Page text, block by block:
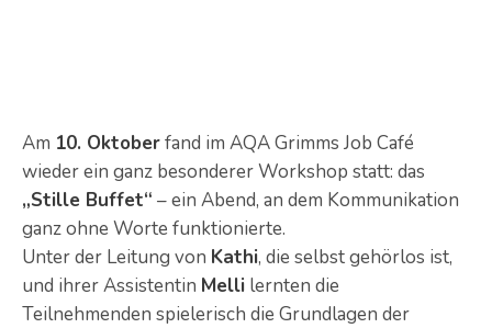
Am 10. Oktoberfand im AQA Grimms Job Café
wieder ein ganz besonderer Workshop statt: das
„Stille Buffet“ – ein Abend, an dem Kommunikation
ganz ohne Worte funktionierte.
Unter der Leitung von Kathi, die selbst gehörlos ist,
und ihrer Assistentin Melli lernten die
Teilnehmenden spielerisch die Grundlagen der